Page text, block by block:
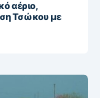
αέριο,
Τσώκου με